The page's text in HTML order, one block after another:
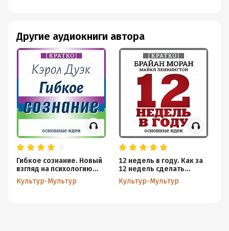
Другие аудиокниги автора
Гибкое сознание. Новый
взгляд на психологию
развития взрослых и
детей. Кэрол Дуэк.
Культур-Мультур
12 недель в году. Как за
12 недель сделать
больше, чем за год.
Брайан Моран, Майкл
Культур-Мультур